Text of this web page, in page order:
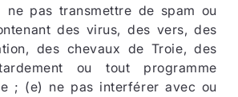
ne pas transmettre de spam ou
des virus, des vers, des
des chevaux de Troie, des
ou tout programme
; (e) ne pas interférer avec ou